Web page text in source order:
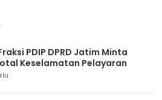
PDIP DPRD Jatim Minta
Keselamatan Pelayaran